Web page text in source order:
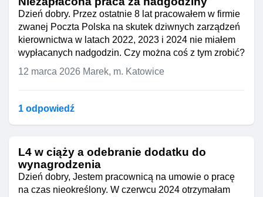
Dzień dobry. Przez ostatnie 8 lat pracowałem w firmie
zwanej Poczta Polska na skutek dziwnych zarządzeń
kierownictwa w latach 2022, 2023 i 2024 nie miałem
wypłacanych nadgodzin. Czy można coś z tym zrobić?
12 marca 2026 Marek, m. Katowice
1 odpowiedź
L4 w ciąży a odebranie dodatku do
wynagrodzenia
Dzień dobry, Jestem pracownicą na umowie o pracę
na czas nieokreślony. W czerwcu 2024 otrzymałam